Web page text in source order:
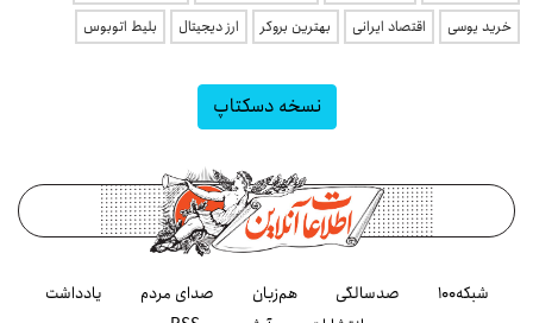
خرید یوسی
اقتصاد ایرانی بهترین بروکر ارز دیجیتال بلیط اتوبوس
نسخه دسکتاپ
شبکه۱۰۰ صدسالگی هم‌زبان صدای مردم
یادداشت